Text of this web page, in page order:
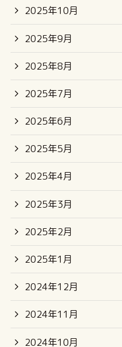
2025年10月
2025年9月
2025年8月
2025年7月
2025年6月
2025年5月
2025年4月
2025年3月
2025年2月
2025年1月
2024年12月
2024年11月
2024年10月